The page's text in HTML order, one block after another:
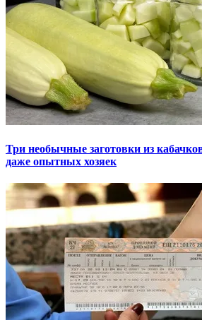
Три необычные заготовки из
даже опытных хозяек